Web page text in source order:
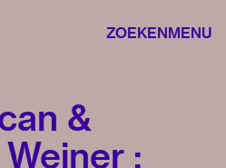
ZOEKENMENU
&
: